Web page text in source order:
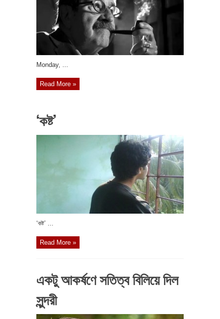
‎Monday, ...
Read More »
‘কষ্ট’
‘কষ্ট’ ...
Read More »
একটু আকর্ষণে সতিত্ব বিলিয়ে দিল
সুন্দরী